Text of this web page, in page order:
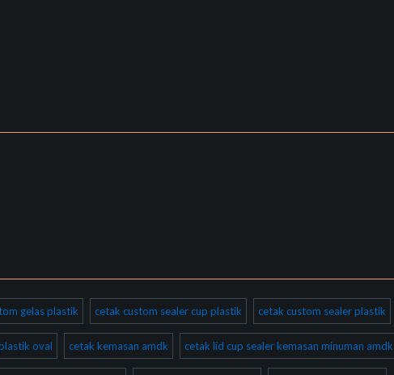
gelas plastik cetak custom sealer cup plastik cetak custom sealer plastik
oval cetak kemasan amdk cetak lid cup sealer kemasan minuman amdk